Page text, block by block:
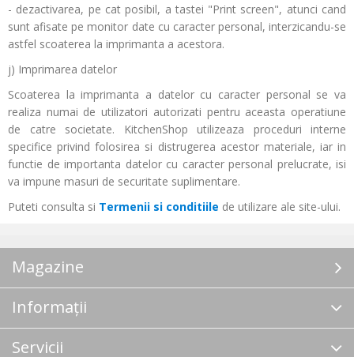
- dezactivarea, pe cat posibil, a tastei "Print screen", atunci cand
sunt afisate pe monitor date cu caracter personal, interzicandu-se
astfel scoaterea la imprimanta a acestora.
j) Imprimarea datelor
Scoaterea la imprimanta a datelor cu caracter personal se va
realiza numai de utilizatori autorizati pentru aceasta operatiune
de catre societate. KitchenShop utilizeaza proceduri interne
specifice privind folosirea si distrugerea acestor materiale, iar in
functie de importanta datelor cu caracter personal prelucrate, isi
va impune masuri de securitate suplimentare.
Puteti consulta si Termenii si conditiile de utilizare ale site-ului.
Magazine
Informații
Servicii